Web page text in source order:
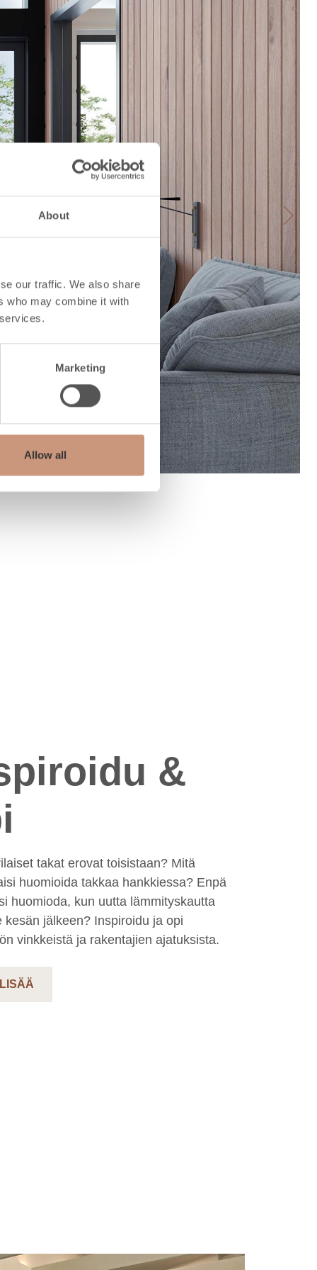
About
our traffic. We also share
who may combine it with
Marketing
Allow all
Next
&
takat erovat toisistaan? Mitä
huomioida takkaa hankkiessa? Enpä
huomioda, kun uutta lämmityskautta
kesän jälkeen? Inspiroidu ja opi
vinkkeistä ja rakentajien ajatuksista.